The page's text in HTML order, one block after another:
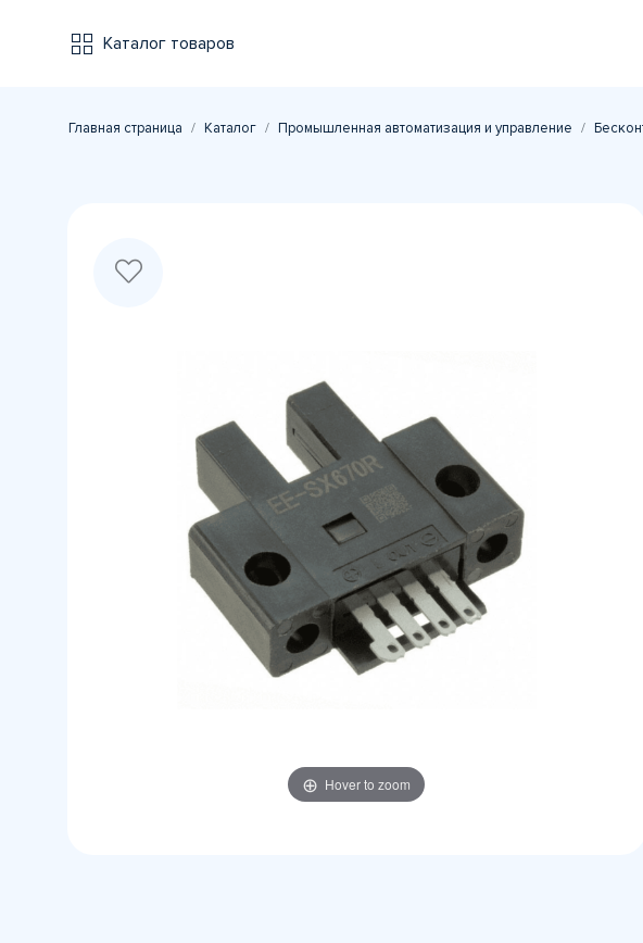
Каталог товаров
Главная страница Каталог Промышленная автоматизация и управление
Hover to zoom